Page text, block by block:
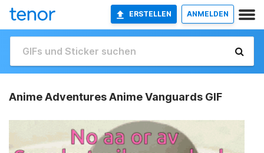
ERSTELLEN ANMELDEN
Anime Adventures Anime Vanguards GIF